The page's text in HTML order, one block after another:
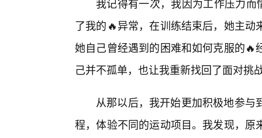
了我的🔥异常，在训练结束后，她主
她自己曾经遇到的困难和如何克服的
己并不孤单，也让我重新找回了面对挑
从那以后，我开始更加积极地参
程，体验不同的运动项目。我发现，